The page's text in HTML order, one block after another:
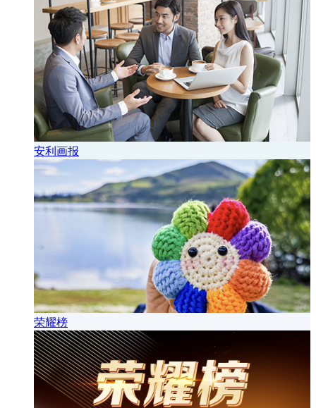
安利画报
荣耀榜